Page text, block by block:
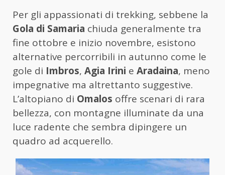
Per gli appassionati di trekking, sebbene la
Gola di Samaria chiuda generalmente tra
fine ottobre e inizio novembre, esistono
alternative percorribili in autunno come le
gole di Imbros, Agia Irini e Aradaina, meno
impegnative ma altrettanto suggestive.
L’altopiano di Omalos offre scenari di rara
bellezza, con montagne illuminate da una
luce radente che sembra dipingere un
quadro ad acquerello.